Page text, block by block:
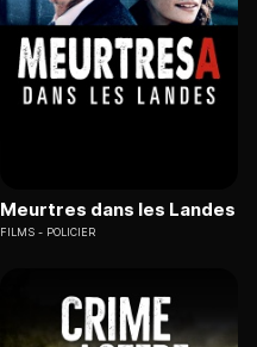
Meurtres dans les Landes
FILMS POLICIER